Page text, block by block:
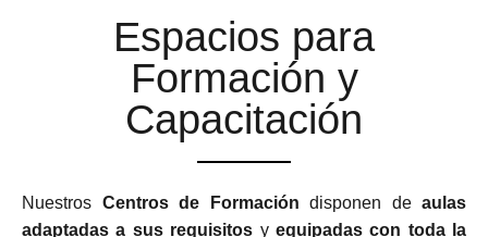
Espacios para
Formación y
Capacitación
Nuestros Centros de Formación disponen de aulas
adaptadas a sus requisitos y equipadas con toda la